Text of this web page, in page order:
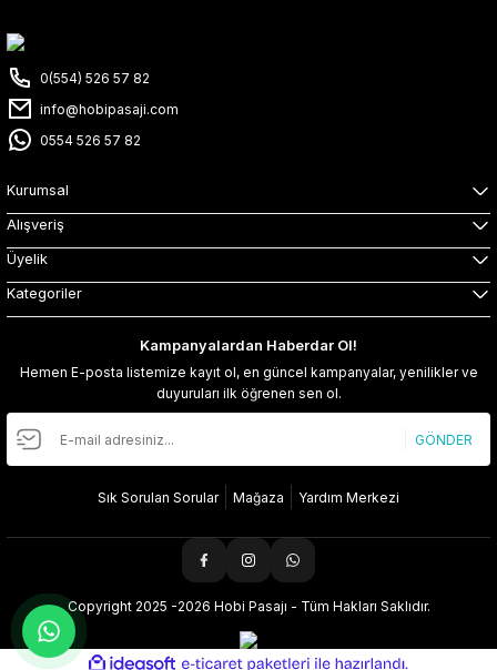
0(554) 526 57 82
info@hobipasaji.com
0554 526 57 82
Kurumsal
Alışveriş
Üyelik
Kategoriler
Kampanyalardan Haberdar Ol!
Hemen E-posta listemize kayıt ol, en güncel kampanyalar, yenilikler ve
duyuruları ilk öğrenen sen ol.
GÖNDER
Sık Sorulan Sorular Mağaza Yardım Merkezi
Copyright 2025 -2026 Hobi Pasajı - Tüm Hakları Saklıdır.
ideasoft e-